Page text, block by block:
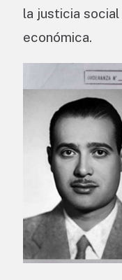
la justicia
económica.